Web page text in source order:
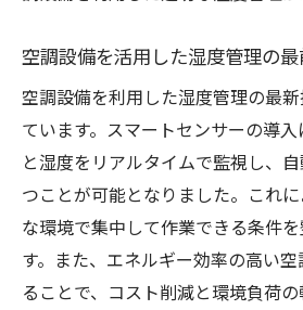
空調設備を活用した湿度管理の
空調設備を利用した湿度管理の最
ています。スマートセンサーの導
と湿度をリアルタイムで監視し、
つことが可能となりました。これ
な環境で集中して作業できる条件
す。また、エネルギー効率の高い
ることで、コスト削減と環境負荷の